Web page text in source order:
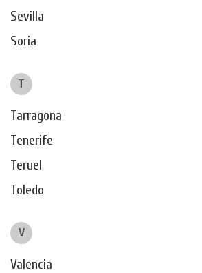
Sevilla
Soria
T
Tarragona
Tenerife
Teruel
Toledo
V
Valencia